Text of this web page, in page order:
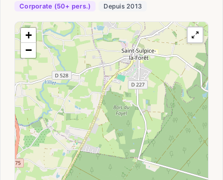
Corporate (50+ pers.) Depuis 2013
+
−